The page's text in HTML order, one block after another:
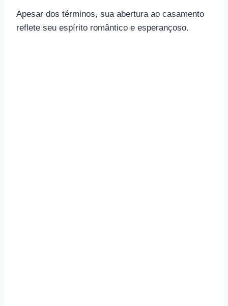
Apesar dos términos, sua abertura ao casamento
reflete seu espírito romântico e esperançoso.